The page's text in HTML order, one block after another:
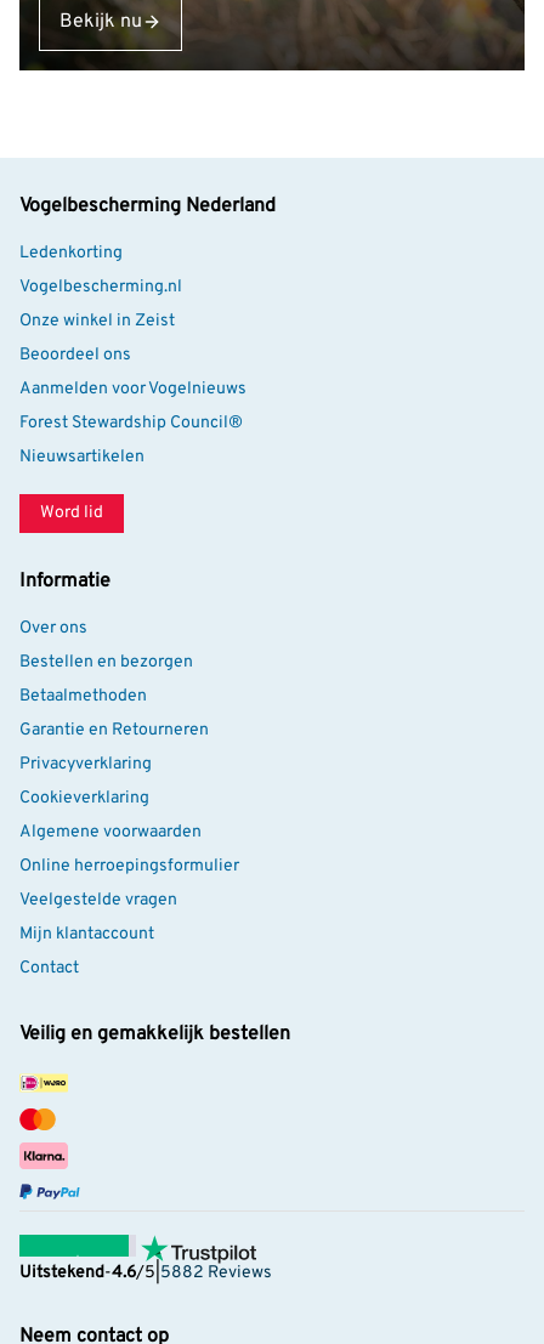
Bekijk nu
Vogelbescherming Nederland
Ledenkorting
Vogelbescherming.nl
Onze winkel in Zeist
Beoordeel ons
Aanmelden voor Vogelnieuws
Forest Stewardship Council®
Nieuwsartikelen
Word lid
Informatie
Over ons
Bestellen en bezorgen
Betaalmethoden
Garantie en Retourneren
Privacyverklaring
Cookieverklaring
Algemene voorwaarden
Online herroepingsformulier
Veelgestelde vragen
Mijn klantaccount
Contact
Veilig en gemakkelijk bestellen
Uitstekend-4.6/5 5882 Reviews
Neem contact op